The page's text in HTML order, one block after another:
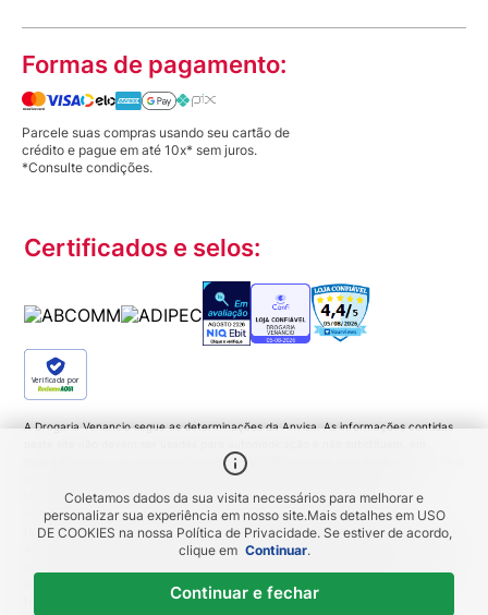
Coletamos dados da sua visita necessários para melhorar e
personalizar sua experiência em nosso site.Mais detalhes em USO
DE COOKIES na nossa Política de Privacidade. Se estiver de acordo,
clique em Continuar.
Continuar e fechar
Formas de pagamento:
Parcele suas compras usando seu cartão de
crédito e pague em até 10x* sem juros.
*Consulte condições.
Certificados e selos:
Verificada por
A Drogaria Venancio segue as determinações da Anvisa. As informações contidas
hipótese alguma, as orientações dadas pelo profissional da área médica. Somente o
médico está apto a diagnosticar qualquer problema de saúde e prescrever o
tratamento adequado. Ao persistirem os sintomas um médico deverá ser
consultado. Medicamentos podem trazer riscos. Procure o médico e o
farmacêutico. Leia a bula. Todas as imagens deste site são meramente ilustrativas.
A disponibilidade de produtos variam de acordo com a quantidade em estoque. Os
pela Loja Virtual. Promoções do tipo 'Leve 3 pague 2', 'Leve 2 pague 1', coloque
todas as unidades no carrinho de compras e o desconto será gerado